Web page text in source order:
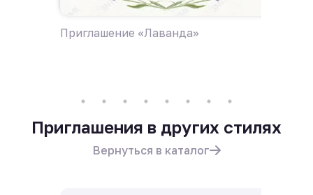
Приглашение «Лаванда»
Приглашения в других стилях
Вернуться в каталог